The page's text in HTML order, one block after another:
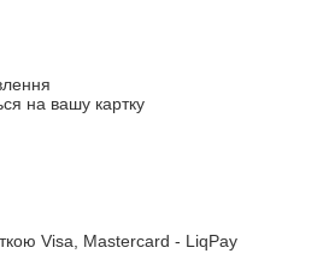
на вашу картку
Visa, Mastercard - LiqPay